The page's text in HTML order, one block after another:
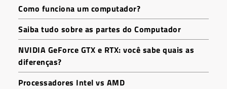
Como funciona um computador?
Saiba tudo sobre as partes do Computador
NVIDIA GeForce GTX e RTX: você sabe quais as
diferenças?
Processadores Intel vs AMD